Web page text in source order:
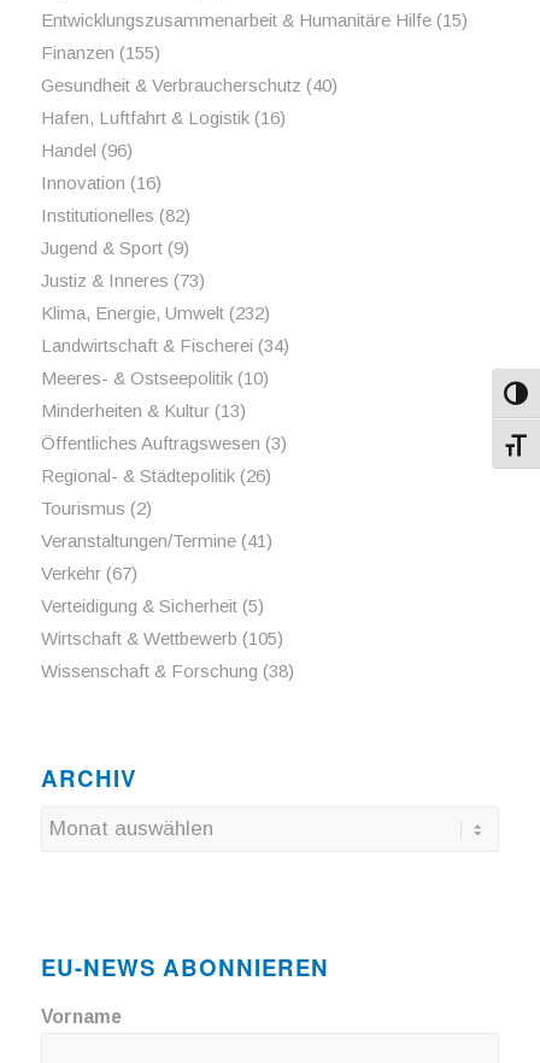
Entwicklungszusammenarbeit & Humanitäre Hilfe(15)
Finanzen (155)
Gesundheit & Verbraucherschutz (40)
Hafen, Luftfahrt & Logistik(16)
Handel (96)
Innovation (16)
Institutionelles (82)
Jugend & Sport(9)
Justiz & Inneres (73)
Klima, Energie, Umwelt(232)
Landwirtschaft & Fischerei (34)
Meeres- & Ostseepolitik(10)
Minderheiten & Kultur(13)
Öffentliches Auftragswesen (3)
Regional- & Städtepolitik(26)
Tourismus (2)
Veranstaltungen/Termine(41)
Verkehr(67)
Verteidigung & Sicherheit(5)
Wirtschaft & Wettbewerb (105)
Wissenschaft & Forschung (38)
ARCHIV
EU-NEWS ABONNIEREN
Vorname